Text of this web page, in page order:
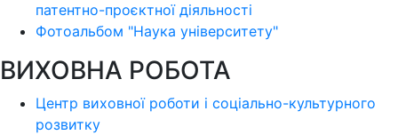
патентно-проєктної діяльності
Фотоальбом "Наука університету"
ВИХОВНА РОБОТА
Центр виховної роботи і соціально-культурного
розвитку